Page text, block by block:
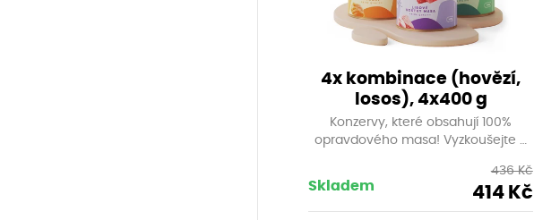
4x kombinace (hovězí,
losos), 4x400 g
Konzervy, které obsahují 100%
opravdového masa! Vyzkoušejte 4
krmiva Zuii a zjistěte, který z
lahodných druhů bude vašemu
miláčkovi nejvíce chutnat.
Skladem
436 Kč
414 Kč